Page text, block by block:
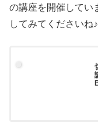
の講座を開催してい
してみてくださいね♪